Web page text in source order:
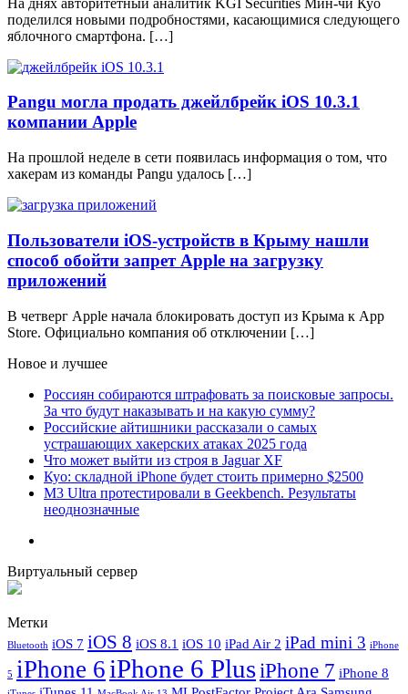
поделился новыми подробностями, касающимися следующего
яблочного смартфона. […]
Pangu могла продать джейлбрейк iOS 10.3.1
компании Apple
На прошлой неделе в сети появилась информация о том, что
хакерам из команды Pangu удалось […]
Пользователи iOS-устройств в Крыму нашли
способ обойти запрет Apple на загрузку
приложений
В четверг Apple начала блокировать доступ из Крыма к App
Store. Официально компания об отключении […]
Новое и лучшее
Россиян собираются штрафовать за поисковые запросы.
За что будут наказывать и на какую сумму?
Российские айтишники рассказали о самых
устрашающих хакерских атаках 2025 года
Что может выйти из строя в Jaguar XF
Куо: складной iPhone будет стоить примерно $2500
M3 Ultra протестировали в Geekbench. Результаты
неоднозначные
Виртуальный сервер
Метки
Bluetooth iOS 7 iOS 8 iOS 8.1 iOS 10 iPad Air 2 iPad mini 3 iPhone
5 iPhone 6 iPhone 6 PlusiPhone 7 iPhone 8